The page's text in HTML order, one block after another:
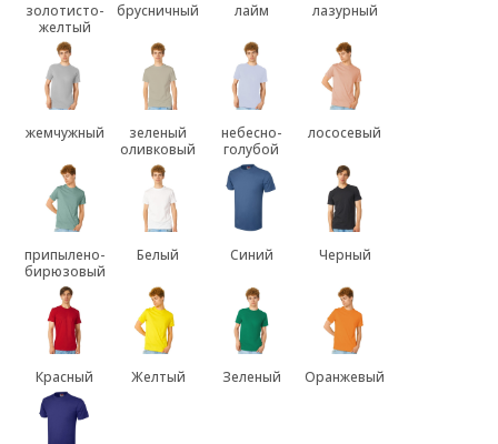
золотисто-
желтый
брусничный лайм лазурный
жемчужный
зеленый
оливковый
небесно-
голубой
лососевый
припылено-
бирюзовый
Белый Синий Черный
Красный Желтый Зеленый Оранжевый